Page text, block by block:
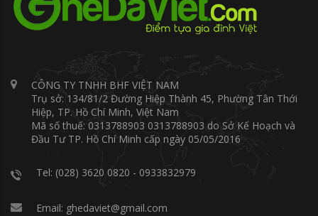
CÔNG TY TNHH BHF VIỆT NAM
Trụ sở: 134/81/2 Đường Hiệp Thành 45, Phường Tân Thới
Hiệp, TP. Hồ Chí Minh, Việt Nam
Mã số thuế: 0313788903 0313788903 do Sở Kế Hoạch và
Đầu Tư TP. Hồ Chí Minh cấp ngày 05/05/2016
Tel: (028) 3620 0820 - 0933832979
Email: ghedaviet@gmail.com